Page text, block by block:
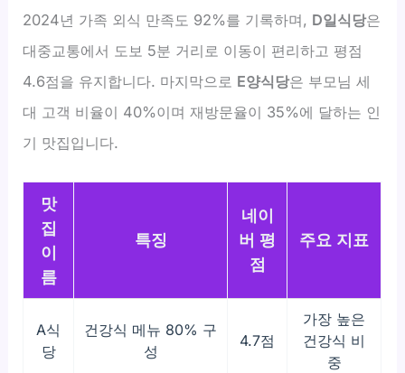
2024년 가족 외식 만족도 92%를 기록하며, D일식당은
대중교통에서 도보 5분 거리로 이동이 편리하고 평점
4.6점을 유지합니다. 마지막으로 E양식당은 부모님 세
대 고객 비율이 40%이며 재방문율이 35%에 달하는 인
기 맛집입니다.
맛
집
이
름
특징
네이
버 평
점
주요 지표
A식
당
건강식 메뉴 80% 구
성
4.7점
가장 높은
건강식 비
중